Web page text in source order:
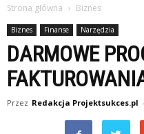
Strona główna Biznes
Biznes Finanse Narzędzia
DARMOWE
Przez Redakcja Projektsukces.pl -